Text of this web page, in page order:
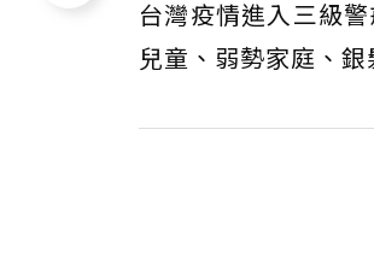
台灣疫情進入三級
兒童、弱勢家庭、